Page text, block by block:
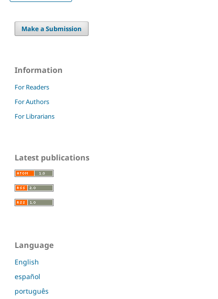
Make a Submission
Information
For Readers
For Authors
For Librarians
Latest publications
Language
English
español
português